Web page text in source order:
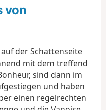
t
von
der Schattenseite
mit dem treffend
sind dann im
und haben
einen regelrechten